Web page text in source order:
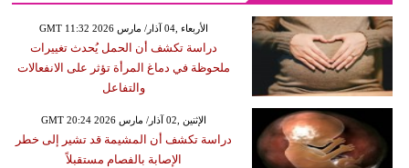
GMT 11:32 2026 الأربعاء ,04 آذار/ مارس
دراسة تكشف أن الحمل يُحدث تغييرات
ملحوظة في دماغ المرأة تؤثر على الانفعالات
والتفاعل
GMT 20:24 2026 الإثنين ,02 آذار/ مارس
دراسة تكشف أن المشيمة قد تشير إلى خطر
الإصابة بالفصام مستقبلاً